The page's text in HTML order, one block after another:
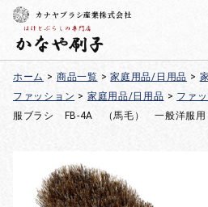
カナヤブラシ産業株式会社
ホーム > 商品一覧 > 家庭用品/日用品 >
ファッション > 家庭用品/日用品 > ファ
服ブラシ FB-4A （馬毛） 一般洋服用